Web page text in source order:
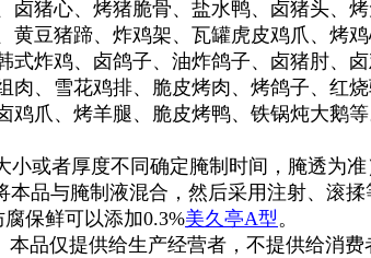
猪心、烤猪脆骨、盐水鸭、卤猪头、
豆猪蹄、炸鸡架、瓦罐虎皮鸡爪、烤
炸鸡、卤鸽子、油炸鸽子、卤猪肘、
、雪花鸡排、脆皮烤肉、烤鸽子、红烧
爪、烤羊腿、脆皮烤鸭、铁锅炖大鹅等
或者厚度不同确定腌制时间，腌透为
品与腌制液混合，然后采用注射、滚揉
保鲜可以添加0.3%美久亭A型 。
品仅提供给生产经营者，不提供给消